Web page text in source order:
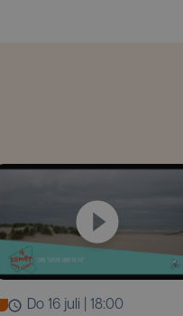
do 16 juli | 18:00